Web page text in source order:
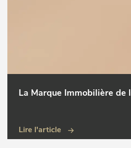
La Marque Immobilière de
Lire l'article